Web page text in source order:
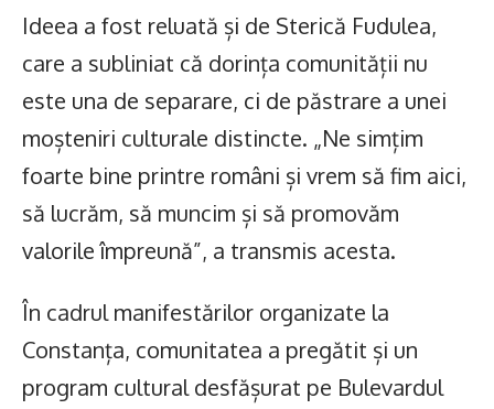
Ideea a fost reluată și de Sterică Fudulea,
care a subliniat că dorința comunității nu
este una de separare, ci de păstrare a unei
moșteniri culturale distincte. „Ne simțim
foarte bine printre români și vrem să fim aici,
să lucrăm, să muncim și să promovăm
valorile împreună”, a transmis acesta.
În cadrul manifestărilor organizate la
Constanța, comunitatea a pregătit și un
program cultural desfășurat pe Bulevardul